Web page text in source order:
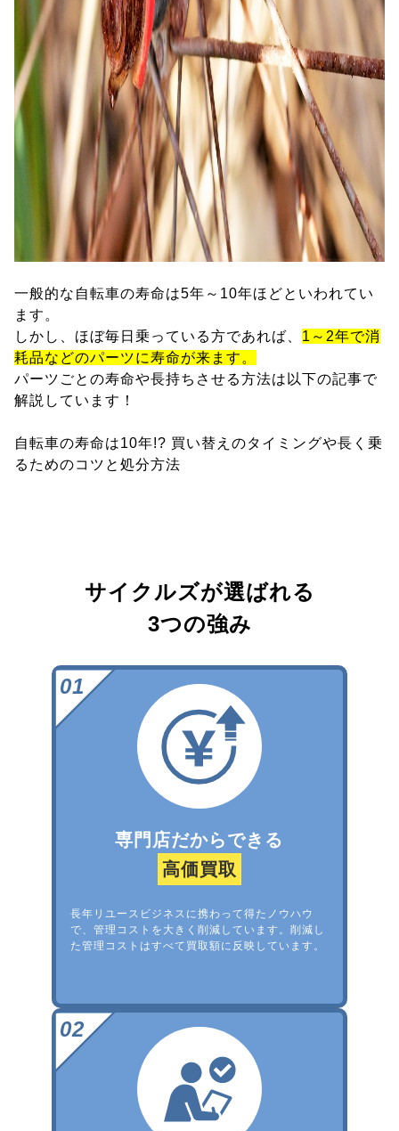
一般的な自転車の寿命は5年～10年ほどといわれてい
ます。
しかし、ほぼ毎日乗っている方であれば、 1～2年で消
耗品などのパーツに寿命が来ます。
パーツごとの寿命や長持ちさせる方法は以下の記事で
解説しています！
自転車の寿命は10年!? 買い替えのタイミングや長く乗
るためのコツと処分方法
サイクルズが選ばれる
3つの強み
専門店だからできる
高価買取
長年リユースビジネスに携わって得たノウハウ
で、管理コストを大きく削減しています。削減し
た管理コストはすべて買取額に反映しています。